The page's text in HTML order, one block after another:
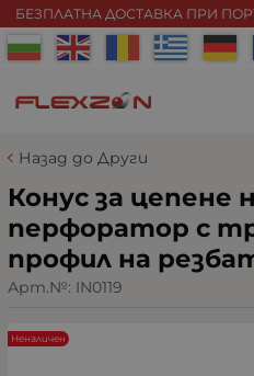
БЕЗПЛАТНА ДОСТАВКА ПРИ
Назад до Други
Конус за цепене
перфоратор с
профил на
Арт.№: IN0119
Неналичен